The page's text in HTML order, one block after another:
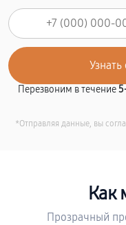
Перезвоним в течение
*Отправляя данные, вы
Как
Прозрачный